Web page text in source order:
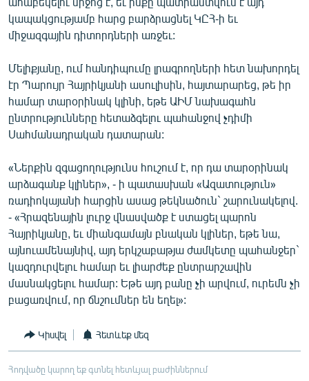
կապակցությամբ հարց բարձրացնել ԿԸՀ-ի եւ
միջազգային դիտորդների առջեւ:
Մելիքյանը, ում հանդիպումը լրագրողների հետ նախորդել
էր Պարույր Հայրիկյանի ասուլիսին, հայտարարեց, թե իր
համար տարօրինակ կլինի, եթե ԱԻՄ նախագահն
ընտրությունները հետաձգելու պահանջով չդիմի
Սահմանադրական դատարան:
«Ներքին զգացողությունս հուշում է, որ դա տարօրինակ
արձագանք կլիներ», - ի պատասխան «Ազատություն»
ռադիոկայանի հարցին ասաց թեկնածուն` շարունակելով.
- «Հրազենային լուրջ վնասվածք է ստացել պարոն
Հայրիկյանը, եւ միանգամայն բնական կլիներ, եթե նա,
այնուամենայնիվ, այդ երկշաբաթյա ժամկետը պահանջեր`
կազդուրվելու համար եւ լիարժեք ընտրարշավին
մասնակցելու համար: Եթե այդ բանը չի արվում, ուրեմն չի
բացառվում, որ ճնշումներ են եղել»:
Կիսվել Հետևեք մեզ
Հոդվածը կարող եք գտնել հետևյալ բաժիններում